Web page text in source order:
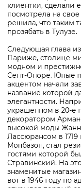
клиентки, сделали
посмотрела на
решила, что таким
прозябать в Тулузе.
Следующая глава
Париже, столице
модном и
Сент-Оноре. Юные
акцентом начали
название которой
элегантности.
украшенном в 20-е
декоратором
высокой моды
Лассюрансом в
Монбазон, стал
гостями которой
Стравинский. На
знаменитые
вот в 1946 году по